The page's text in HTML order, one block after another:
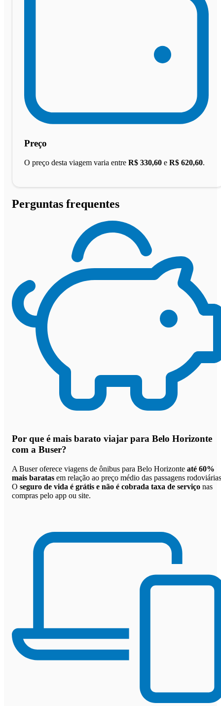
Preço
O preço desta viagem varia entre R$ 330,60 e R$ 620,60.
Perguntas frequentes
Por que é mais barato viajar para Belo Horizonte
com a Buser?
A Buser oferece viagens de ônibus para Belo Horizonte até 60%
mais baratas em relação ao preço médio das passagens
O seguro de vida é grátis e não é cobrada taxa de serviço nas
compras pelo app ou site.